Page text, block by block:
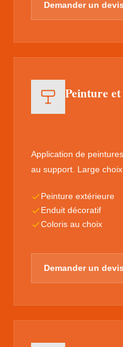
Demander un devis
Peinture
Application de
au support. Large
Peinture extérieure
Enduit décoratif
Coloris au choix
Demander un devis